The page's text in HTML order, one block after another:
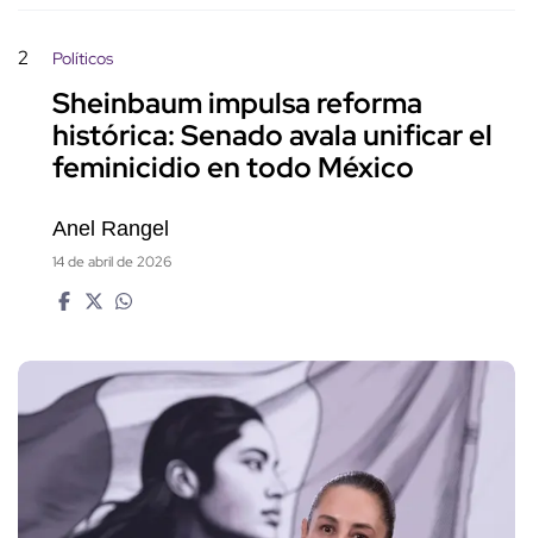
2 Políticos
Sheinbaum impulsa reforma
histórica: Senado avala unificar el
feminicidio en todo México
Anel Rangel
14 de abril de 2026